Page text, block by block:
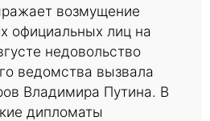
возмущение
официальных лиц на
недовольство
ведомства вызвала
Владимира Путина. В
дипломаты